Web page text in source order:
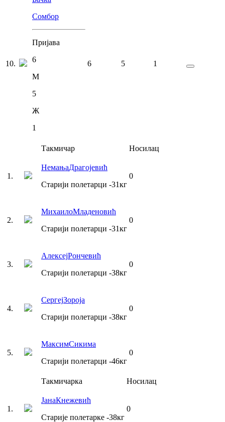
10.
Сомбор
Пријава
6
М
5
Ж
1
6 5 1
Такмичар Носилац
1 .
НемањаДрагојевић
Старији полетарци -31кг
0
2.
МихаилоМладеновић
Старији полетарци -31кг
0
3.
АлексејРончевић
Старији полетарци -38кг
0
4.
СергејЗороја
Старији полетарци -38кг
0
5.
МаксимСикима
Старији полетарци -46кг
0
Такмичарка Носилац
1 .
ЈанаКнежевић
Старије полетарке -38кг
0